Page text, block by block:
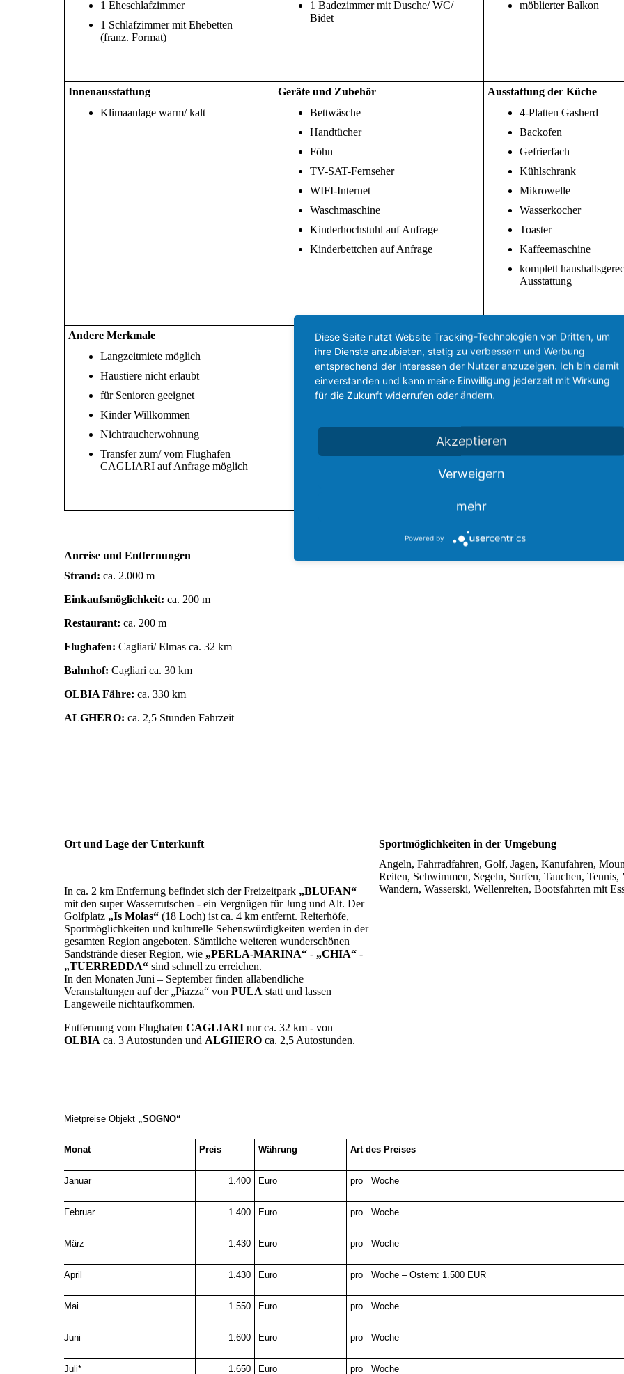
1 Eheschlafzimmer
1 Schlafzimmer mit Ehebetten
(franz. Format)
1 Badezimmer mit Dusche/ WC/
Bidet
möblierter Balkon
Innenausstattung
Klimaanlage warm/ kalt
Geräte und Zubehör
Bettwäsche
Handtücher
Föhn
TV-SAT-Fernseher
WIFI-Internet
Waschmaschine
Kinderhochstuhl auf Anfrage
Kinderbettchen auf Anfrage
Ausstattung der Küche
4-Platten Gasherd
Backofen
Gefrierfach
Kühlschrank
Mikrowelle
Wasserkocher
Toaster
Kaffeemaschine
komplett
Ausstattung
Andere Merkmale
Langzeitmiete möglich
Haustiere nicht erlaubt
für Senioren geeignet
Kinder Willkommen
Nichtraucherwohnung
Transfer zum/ vom Flughafen
CAGLIARI auf Anfrage möglich
Anreise und Entfernungen
Strand: ca. 2.000 m
Einkaufsmöglichkeit: ca. 200 m
Restaurant: ca. 200 m
Flughafen: Cagliari/ Elmas ca. 32 km
Bahnhof: Cagliari ca. 30 km
OLBIA Fähre: ca. 330 km
ALGHERO: ca. 2,5 Stunden Fahrzeit
Ort und Lage der Unterkunft
In ca. 2 km Entfernung befindet sich der Freizeitpark „BLUFAN“
mit den super Wasserrutschen - ein Vergnügen für Jung und Alt. Der
Golfplatz „Is Molas“ (18 Loch) ist ca. 4 km entfernt. Reiterhöfe,
Sportmöglichkeiten und kulturelle Sehenswürdigkeiten werden in der
gesamten Region angeboten. Sämtliche weiteren wunderschönen
Sandstrände dieser Region, wie „PERLA-MARINA“ - „CHIA“ -
„TUERREDDA“ sind schnell zu erreichen.
In den Monaten Juni – September finden allabendliche
Veranstaltungen auf der „Piazza“ von PULA statt und lassen
Langeweile nichtaufkommen.
Entfernung vom Flughafen CAGLIARI nur ca. 32 km - von
OLBIA ca. 3 Autostunden und ALGHERO ca. 2,5 Autostunden.
Sportmöglichkeiten in der Umgebung
Angeln, Fahrradfahren, Golf, Jagen, Kanufahren,
Reiten, Schwimmen, Segeln, Surfen, Tauchen,
Wandern, Wasserski, Wellenreiten, Bootsfahrten mit
Mietpreise Objekt „SOGNO“
Monat Preis Währung Art des Preises
Januar 1.400 Euro pro Woche
Februar 1.400 Euro pro Woche
März 1.430 Euro pro Woche
April 1.430 Euro pro Woche – Ostern: 1.500 EUR
Mai 1.550 Euro pro Woche
Juni 1.600 Euro pro Woche
Juli* 1.650 Euro pro Woche
Diese Seite nutzt Website Tracking-Technologien von Dritten, um
ihre Dienste anzubieten, stetig zu verbessern und Werbung
entsprechend der Interessen der Nutzer anzuzeigen. Ich bin damit
einverstanden und kann meine Einwilligung jederzeit mit Wirkung
für die Zukunft widerrufen oder ändern.
Akzeptieren
Verweigern
mehr
Powered by